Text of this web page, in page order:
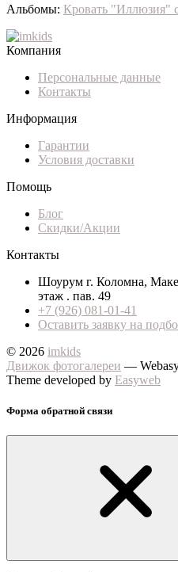
Альбомы: Кровать "Иллюзия"
Компания
Персональные данные
Контакты
Информация
Гарантии
Условия доставки
Помощь
Блог
Скидки/Акции
Контакты
Шоурум г. Коломна,
этаж . пав. 49
+7 (926) 081-01-41
Оставить заявку на
© 2026 imkids
Движок фотогалереи —
Theme developed by Easyweb
Форма обратной связи